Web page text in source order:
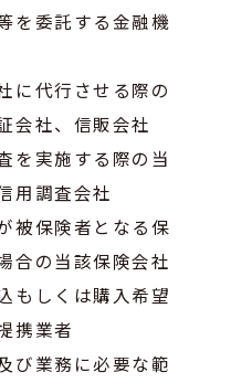
を委託する金融機
に代行させる際の
会社、信販会社
を実施する際の当
用調査会社
被保険者となる保
合の当該保険会社
もしくは購入希望
携業者
び業務に必要な範